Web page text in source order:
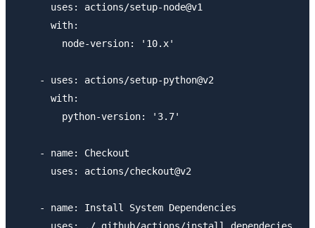
      uses: actions/setup-node@v1
      with:
        node-version: '10.x'
    - uses: actions/setup-python@v2
      with:
        python-version: '3.7'
    - name: Checkout
      uses: actions/checkout@v2
    - name: Install System Dependencies